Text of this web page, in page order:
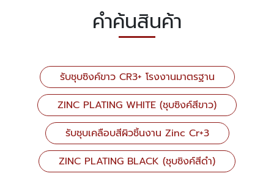
คำค้นสินค้า
รับชุบซิงค์ขาว CR3+ โรงงานมาตรฐาน
ZINC PLATING WHITE (ชุบซิงค์สีขาว)
รับชุบเคลือบสีผิวชิ้นงาน Zinc Cr+3
ZINC PLATING BLACK (ชุบซิงค์สีดำ)